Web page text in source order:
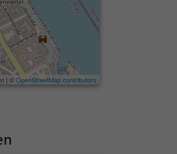
| ©OpenStreetMap contributors